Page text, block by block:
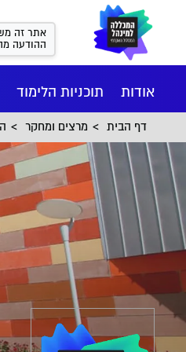
ההודעה
אודות תוכניות הלימוד
דף הבית מרצים ומחקר